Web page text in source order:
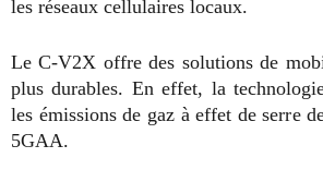
les réseaux cellulaires locaux.
Le C-V2X offre des solutions de
plus durables. En effet, la
les émissions de gaz à effet de serre
5GAA.